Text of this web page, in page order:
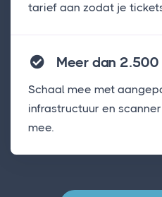
tarief aan zodat je
Meer dan
Schaal mee met
infrastructuur en
mee.